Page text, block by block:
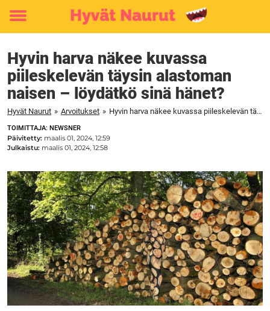
Toggle
Hyvin harva näkee kuvassa
piileskelevän täysin alastoman
naisen – löydätkö sinä hänet?
Hyvät Naurut » Arvoitukset » Hyvin harva näkee kuvassa piileskelevän täysin alastoman naisen – löydätkö sinä hänet?
TOIMITTAJA: NEWSNER
Päivitetty: maalis 01, 2024, 12:59
Julkaistu: maalis 01, 2024, 12:58